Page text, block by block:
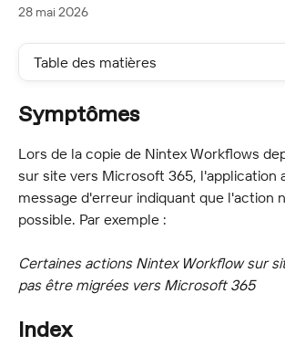
28 mai 2026
Table des matières
Symptômes
Lors de la copie de Nintex Workflows
sur site vers Microsoft 365, l'application
message d'erreur indiquant que l'action
possible. Par exemple :
Certaines actions Nintex Workflow sur
pas être migrées vers Microsoft 365
Index